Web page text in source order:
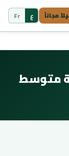
مجاناً ع Fr
متوسط